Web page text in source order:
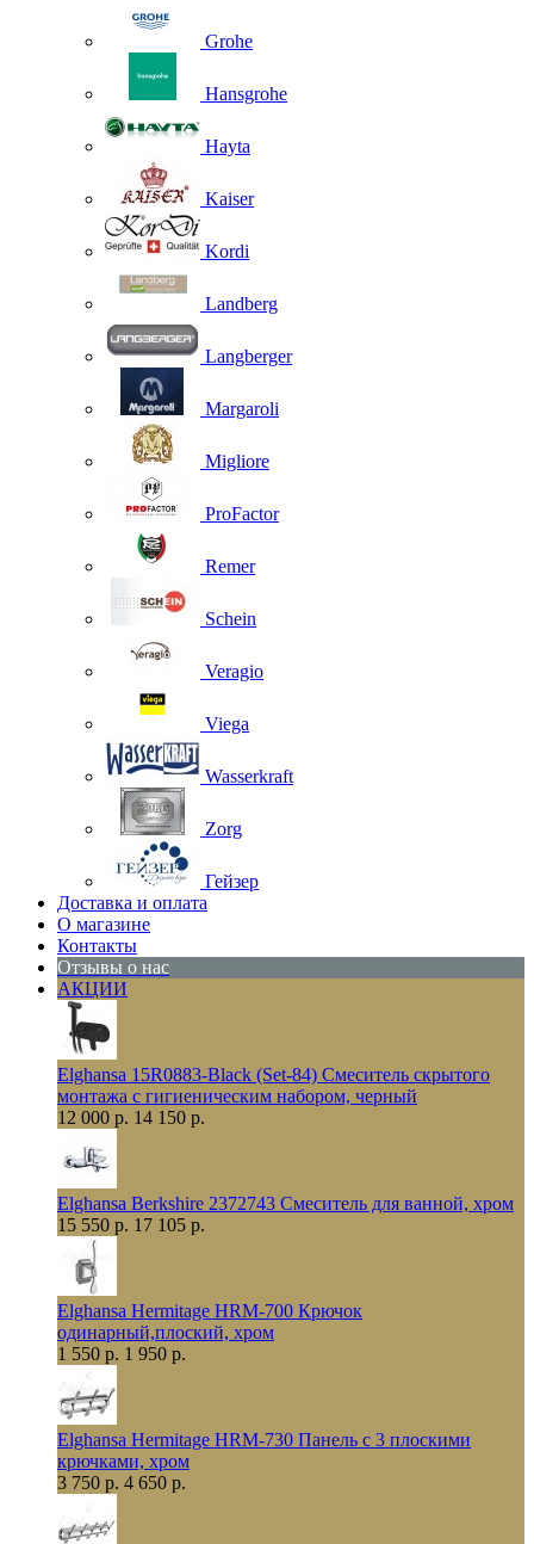
Grohe
Hansgrohe
Hayta
Kaiser
Kordi
Landberg
Langberger
Margaroli
Migliore
ProFactor
Remer
Schein
Veragio
Viega
Wasserkraft
Zorg
Гейзер
Доставка и оплата
О магазине
Контакты
Отзывы о нас
АКЦИИ
Elghansa 15R0883-Black (Set-84) Смеситель скрытого
монтажа с гигиеническим набором, черный
12 000 р. 14 150 р.
Elghansa Berkshire 2372743 Смеситель для ванной, хром
15 550 р. 17 105 р.
Elghansa Hermitage HRM-700 Крючок
одинарный,плоский, хром
1 550 р. 1 950 р.
Elghansa Hermitage HRM-730 Панель с 3 плоскими
крючками, хром
3 750 р. 4 650 р.